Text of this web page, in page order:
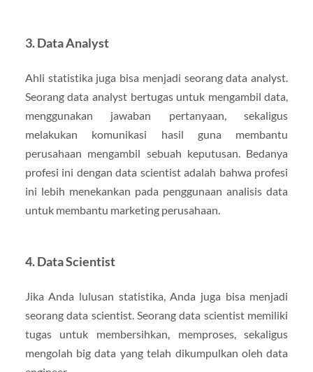
3. Data Analyst
Ahli statistika juga bisa menjadi seorang data analyst.
Seorang data analyst bertugas untuk mengambil data,
menggunakan jawaban pertanyaan, sekaligus
melakukan komunikasi hasil guna membantu
perusahaan mengambil sebuah keputusan. Bedanya
profesi ini dengan data scientist adalah bahwa profesi
ini lebih menekankan pada penggunaan analisis data
untuk membantu marketing perusahaan.
4. Data Scientist
Jika Anda lulusan statistika, Anda juga bisa menjadi
seorang data scientist. Seorang data scientist memiliki
tugas untuk membersihkan, memproses, sekaligus
mengolah big data yang telah dikumpulkan oleh data